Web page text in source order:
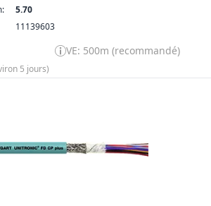
5.70
11139603
VE: 500m (recommandé)
5 jours)